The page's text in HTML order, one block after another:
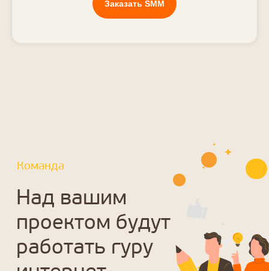
Заказать SMM